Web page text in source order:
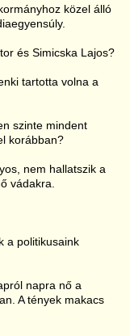
közel álló
és Simicska Lajos?
tartotta volna a
szinte mindent
korábban?
nem hallatszik a
vádakra.
a politikusaink
napra nő a
A tények makacs